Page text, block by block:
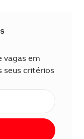
vagas em
seus critérios